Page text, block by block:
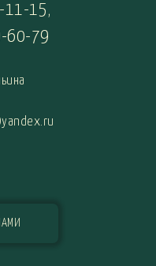
11-15,
60-79